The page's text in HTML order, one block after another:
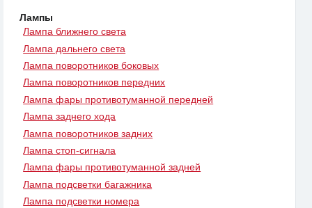
Лампы
Лампа ближнего света
Лампа дальнего света
Лампа поворотников боковых
Лампа поворотников передних
Лампа фары противотуманной передней
Лампа заднего хода
Лампа поворотников задних
Лампа стоп-сигнала
Лампа фары противотуманной задней
Лампа подсветки багажника
Лампа подсветки номера